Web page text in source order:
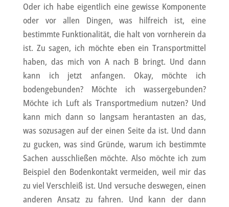
Oder ich habe eigentlich eine gewisse Komponente
oder vor allen Dingen, was hilfreich ist, eine
bestimmte Funktionalität, die halt von vornherein da
ist. Zu sagen, ich möchte eben ein Transportmittel
haben, das mich von A nach B bringt. Und dann
kann ich jetzt anfangen. Okay, möchte ich
bodengebunden? Möchte ich wassergebunden?
Möchte ich Luft als Transportmedium nutzen? Und
kann mich dann so langsam herantasten an das,
was sozusagen auf der einen Seite da ist. Und dann
zu gucken, was sind Gründe, warum ich bestimmte
Sachen ausschließen möchte. Also möchte ich zum
Beispiel den Bodenkontakt vermeiden, weil mir das
zu viel Verschleiß ist. Und versuche deswegen, einen
anderen Ansatz zu fahren. Und kann der dann